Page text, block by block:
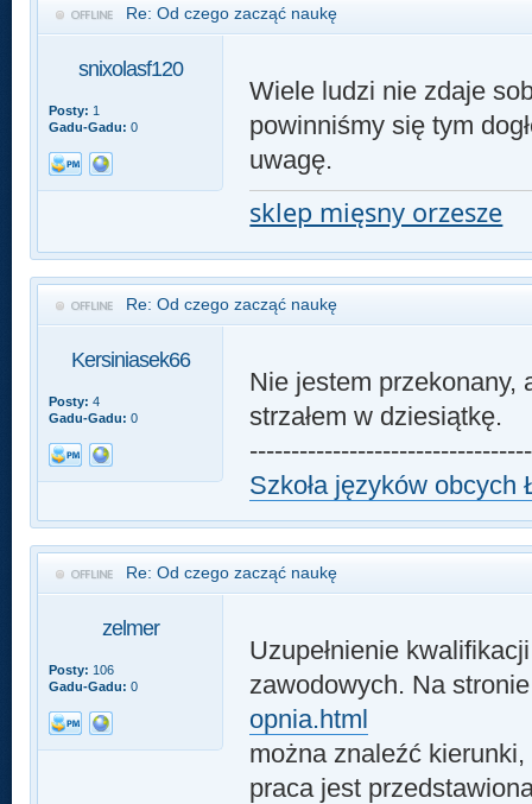
Re: Od czego zacząć naukę
snixolasf120
Posty: 1
Gadu-Gadu: 0
Wiele ludzi nie zdaje
powinniśmy się tym
uwagę.
sklep mięsny orzesze
Re: Od czego zacząć naukę
Kersiniasek66
Posty: 4
Gadu-Gadu: 0
Nie jestem przekonany,
strzałem w dziesiątkę.
Szkoła języków obcych
Re: Od czego zacząć naukę
zelmer
Posty: 106
Gadu-Gadu: 0
Uzupełnienie
zawodowych. Na
opnia.html
można znaleźć
praca jest